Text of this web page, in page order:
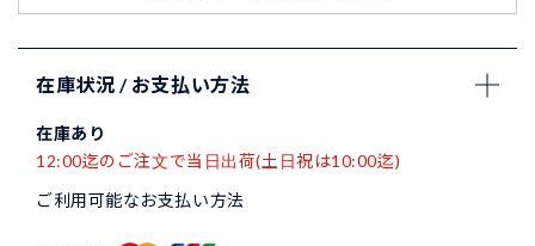
在庫状況 / お支払い方法
在庫あり
12:00迄のご注文で当日出荷(土日祝は10:00迄)
ご利用可能なお支払い方法